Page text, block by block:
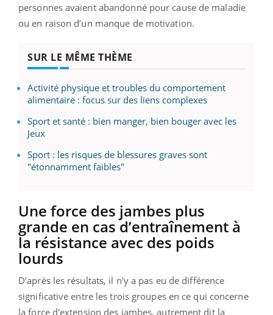
personnes avaient abandonné pour cause de maladie
ou en raison d’un manque de motivation.
SUR LE MÊME THÈME
Activité physique et troubles du comportement
alimentaire : focus sur des liens complexes
Sport et santé : bien manger, bien bouger avec les
Jeux
Sport : les risques de blessures graves sont
"étonnamment faibles"
Une force des jambes plus
grande en cas d’entraînement à
la résistance avec des poids
lourds
D’après les résultats, il n'y a pas eu de différence
significative entre les trois groupes en ce qui concerne
la force d'extension des jambes, autrement dit la